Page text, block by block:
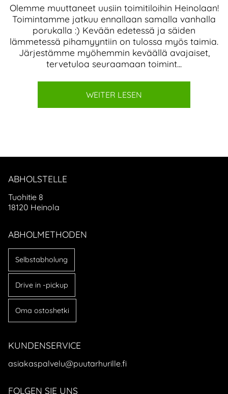
Olemme muuttaneet uusiin toimitiloihin Heinolaan!
Toimintamme jatkuu ennallaan samalla vanhalla
porukalla :) Kevään edetessä ja säiden
lämmetessä pihamyyntiin on tulossa myös taimia.
Järjestämme myöhemmin keväällä avajaiset,
tervetuloa seuraamaan toimint...
WEITER LESEN
ABHOLSTELLE
Tuohitie 8
18120 Heinola
ABHOLMETHODEN
Selbstabholung
Drive in -pickup
Oma ostoshetki
KUNDENSERVICE
asiakaspalvelu@puutarhurille.fi
FOLGEN SIE UNS